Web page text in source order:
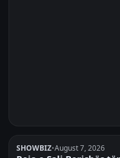
SHOWBIZ•August 7, 2026